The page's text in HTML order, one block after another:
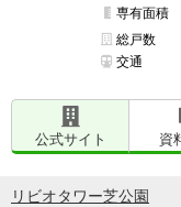
専有面積
総戸数
交通
公式サイト 資
リビオタワー芝公園